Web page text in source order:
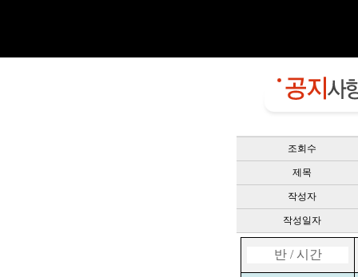
조회수
제목
작성자
작성일자
반 /시간